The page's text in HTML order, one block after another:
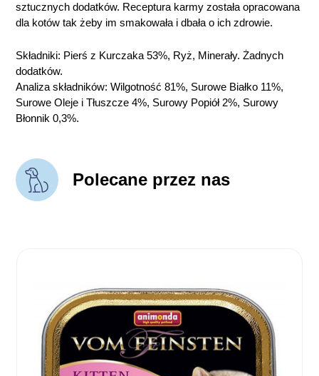
sztucznych dodatków. Receptura karmy została opracowana
dla kotów tak żeby im smakowała i dbała o ich zdrowie.
Składniki: Pierś z Kurczaka 53%, Ryż, Minerały. Żadnych
dodatków.
Analiza składników: Wilgotność 81%, Surowe Białko 11%,
Surowe Oleje i Tłuszcze 4%, Surowy Popiół 2%, Surowy
Błonnik 0,3%.
Polecane przez nas